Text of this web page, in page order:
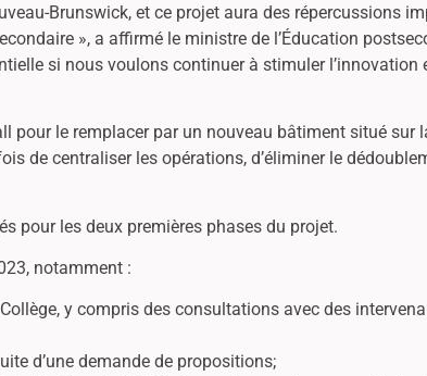
Brunswick, et ce projet aura des répercussions
», a affirmé le ministre de l’Éducation
si nous voulons continuer à stimuler l’innovation
pour le remplacer par un nouveau bâtiment situé sur
de centraliser les opérations, d’éliminer le
pour les deux premières phases du projet.
notamment :
y compris des consultations avec des
d’une demande de propositions;